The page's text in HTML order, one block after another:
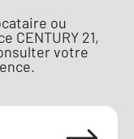
ou
CENTURY 21,
votre